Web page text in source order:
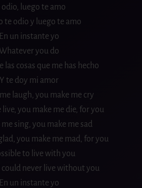
odio, luego te amo
te odio y luego te amo
En un instante yo
Whatever you do
las cosas que me has hecho
Y te doy mi amor
laugh, you make me cry
live, you make me die, for you
sing, you make me sad
you make me mad, for you
to live with you
could never live without you
En un instante yo